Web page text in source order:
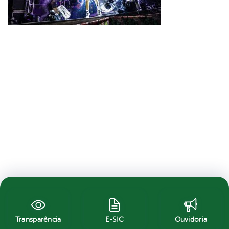
Transparência E-SIC Ouvidoria